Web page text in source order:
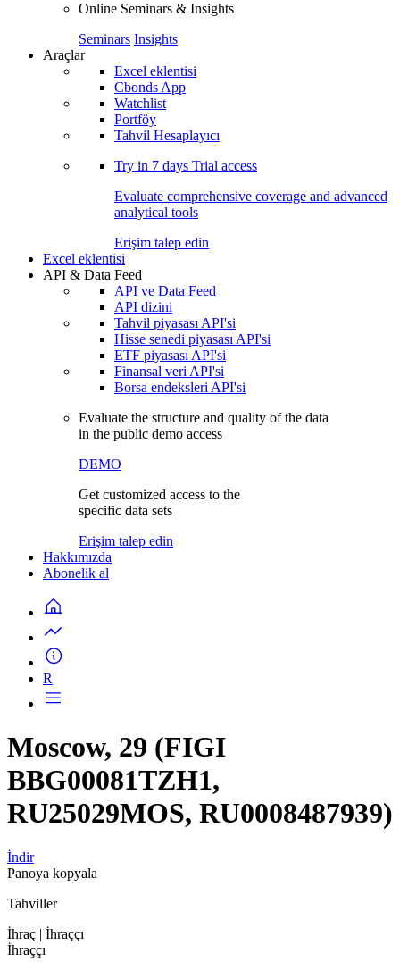
Online Seminars & Insights
Seminars Insights
Araçlar
Excel eklentisi
Cbonds App
Watchlist
Portföy
Tahvil Hesaplayıcı
Try in 7 days Trial access
Evaluate comprehensive coverage and advanced
analytical tools
Erişim talep edin
Excel eklentisi
API & Data Feed
API ve Data Feed
API dizini
Tahvil piyasası API'si
Hisse senedi piyasası API'si
ETF piyasası API'si
Finansal veri API'si
Borsa endeksleri API'si
Evaluate the structure and quality of the data
in the public demo access
DEMO
Get customized access to the
specific data sets
Erişim talep edin
Hakkımızda
Abonelik al
R
Moscow, 29 (FIGI
BBG00081TZH1,
RU25029MOS, RU0008487939)
İndir
Panoya kopyala
Tahviller
İhraç | İhraççı
İhraççı